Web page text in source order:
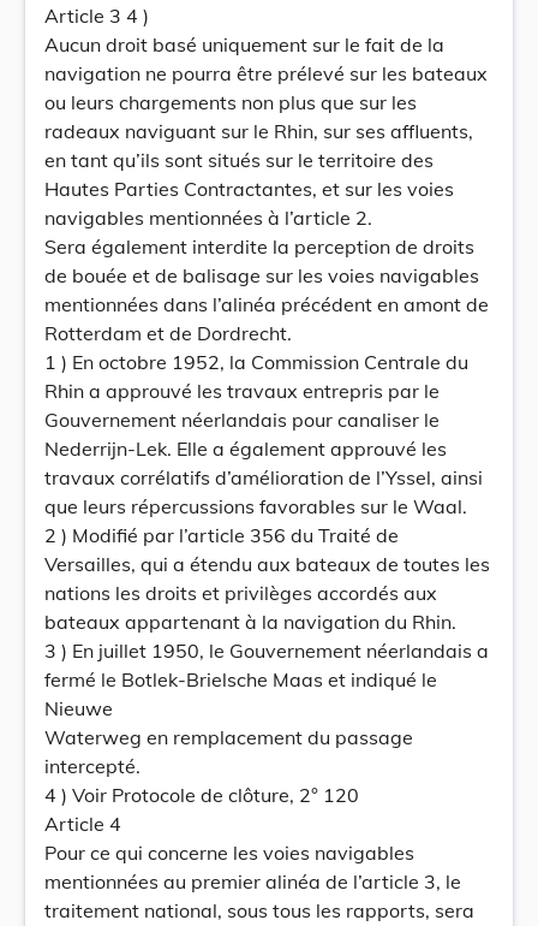
Article 3 4 )
Aucun droit basé uniquement sur le fait de la
navigation ne pourra être prélevé sur les bateaux
ou leurs chargements non plus que sur les
radeaux naviguant sur le Rhin, sur ses affluents,
en tant qu’ils sont situés sur le territoire des
Hautes Parties Contractantes, et sur les voies
navigables mentionnées à l’article 2.
Sera également interdite la perception de droits
de bouée et de balisage sur les voies navigables
mentionnées dans l’alinéa précédent en amont de
Rotterdam et de Dordrecht.
1 ) En octobre 1952, la Commission Centrale du
Rhin a approuvé les travaux entrepris par le
Gouvernement néerlandais pour canaliser le
Nederrijn-Lek. Elle a également approuvé les
travaux corrélatifs d’amélioration de l’Yssel, ainsi
que leurs répercussions favorables sur le Waal.
2 ) Modifié par l’article 356 du Traité de
Versailles, qui a étendu aux bateaux de toutes les
nations les droits et privilèges accordés aux
bateaux appartenant à la navigation du Rhin.
3 ) En juillet 1950, le Gouvernement néerlandais a
fermé le Botlek-Brielsche Maas et indiqué le
Nieuwe
Waterweg en remplacement du passage
intercepté.
4 ) Voir Protocole de clôture, 2° 120
Article 4
Pour ce qui concerne les voies navigables
mentionnées au premier alinéa de l’article 3, le
traitement national, sous tous les rapports, sera